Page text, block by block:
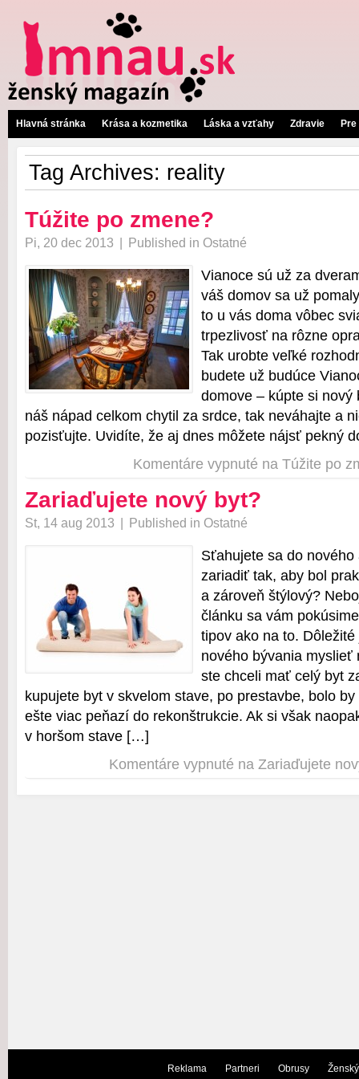
Hlavná stránka Krása a kozmetika Láska a vzťahy Zdravie
Tag Archives: reality
Túžite po zmene?
Pi, 20 dec 2013 | Published in Ostatné
Vianoce sú už za
váš domov sa už
to u vás doma vôbec
trpezlivosť na rôzne
Tak urobte veľké
budete už budúce
domove – kúpte si nový
náš nápad celkom chytil za srdce, tak neváhajte a
pozisťujte. Uvidíte, že aj dnes môžete nájsť pekný
Komentáre vypnuté na Túžite po
Zariaďujete nový byt?
St, 14 aug 2013 | Published in Ostatné
Sťahujete sa do
zariadiť tak, aby bol
a zároveň štýlový?
článku sa vám
tipov ako na to.
nového bývania myslieť
ste chceli mať celý byt
kupujete byt v skvelom stave, po prestavbe, bolo
ešte viac peňazí do rekonštrukcie. Ak si však
v horšom stave […]
Komentáre vypnuté na Zariaďujete
Reklama Partneri Obrusy